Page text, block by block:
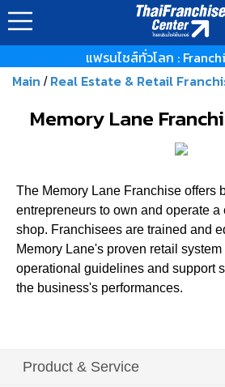
แฟรนไชส์ทั่วโลก :
Main / Real Estate & Retail
Memory Lane
The Memory Lane Franchise offers
entrepreneurs to own and operate a
shop. Franchisees are trained and
Memory Lane's proven retail
operational guidelines and support
the business's performances.
Product & Service